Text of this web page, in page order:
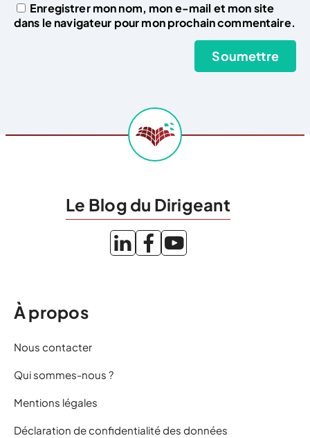
Enregistrer mon nom, mon e-mail et mon site
dans le navigateur pour mon prochain commentaire.
Le Blog du Dirigeant
À propos
Nous contacter
Qui sommes-nous ?
Mentions légales
Déclaration de confidentialité des données